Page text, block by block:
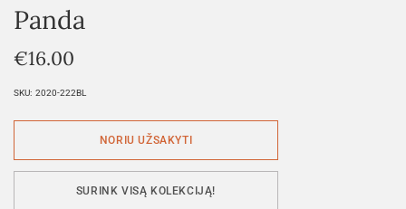
Panda
€16.00
SKU: 2020-222BL
SURINK VISĄ KOLEKCIJĄ!